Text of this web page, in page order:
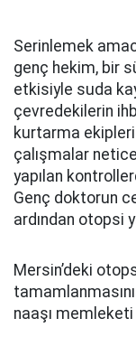
Serinlemek
genç hekim, bir
etkisiyle suda
çevredekilerin
kurtarma
çalışmalar
yapılan
Genç doktorun
ardından otopsi
Mersin’deki
naaşı